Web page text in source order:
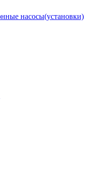
насосы(установки)